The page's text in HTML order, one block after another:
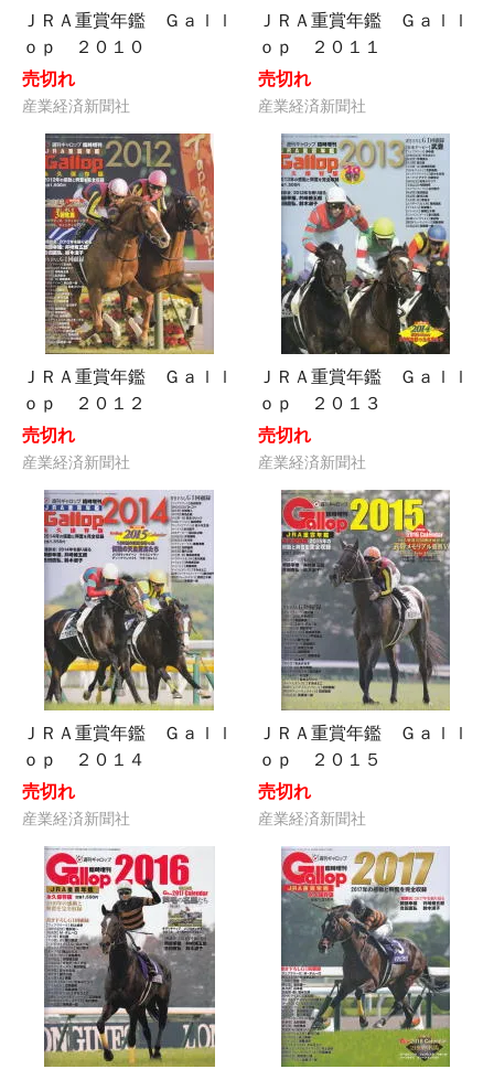
ＪＲＡ重賞年鑑 Ｇａｌｌ
ｏｐ ２０１０
売切れ
産業経済新聞社
ＪＲＡ重賞年鑑 Ｇａｌｌ
ｏｐ ２０１１
売切れ
産業経済新聞社
ＪＲＡ重賞年鑑 Ｇａｌｌ
ｏｐ ２０１２
売切れ
産業経済新聞社
ＪＲＡ重賞年鑑 Ｇａｌｌ
ｏｐ ２０１３
売切れ
産業経済新聞社
ＪＲＡ重賞年鑑 Ｇａｌｌ
ｏｐ ２０１４
売切れ
産業経済新聞社
ＪＲＡ重賞年鑑 Ｇａｌｌ
ｏｐ ２０１５
売切れ
産業経済新聞社